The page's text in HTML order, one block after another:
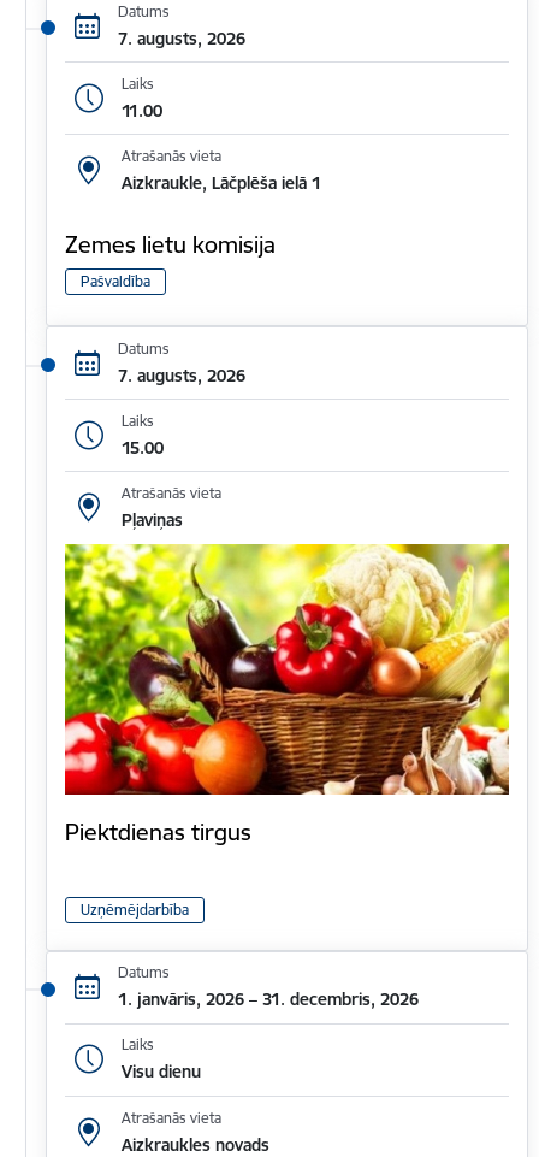
Datums
7. augusts, 2026
Laiks
11.00
Atrašanās vieta
Aizkraukle, Lāčplēša ielā 1
Zemes lietu komisija
Pašvaldība
Datums
7. augusts, 2026
Laiks
15.00
Atrašanās vieta
Pļaviņas
Piektdienas tirgus
Uzņēmējdarbība
Datums
1. janvāris, 2026 – 31. decembris, 2026
Laiks
Visu dienu
Atrašanās vieta
Aizkraukles novads